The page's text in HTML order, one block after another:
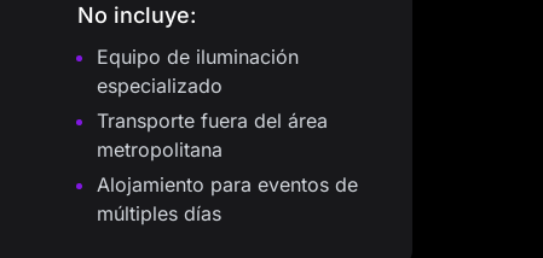
No incluye:
Equipo de iluminación
especializado
Transporte fuera del área
metropolitana
Alojamiento para eventos de
múltiples días